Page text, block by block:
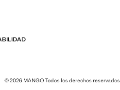
© 2026 MANGO Todos los derechos reservados